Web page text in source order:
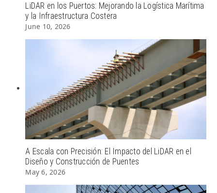
LiDAR en los Puertos: Mejorando la Logística Marítima
y la Infraestructura Costera
June 10, 2026
A Escala con Precisión: El Impacto del LiDAR en el
Diseño y Construcción de Puentes
May 6, 2026